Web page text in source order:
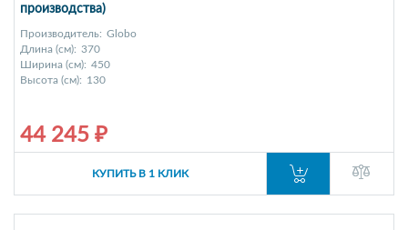
производства)
Производитель: Globo
Длина (см): 370
Ширина (см): 450
Высота (см): 130
44 245 ₽
КУПИТЬ В 1 КЛИК